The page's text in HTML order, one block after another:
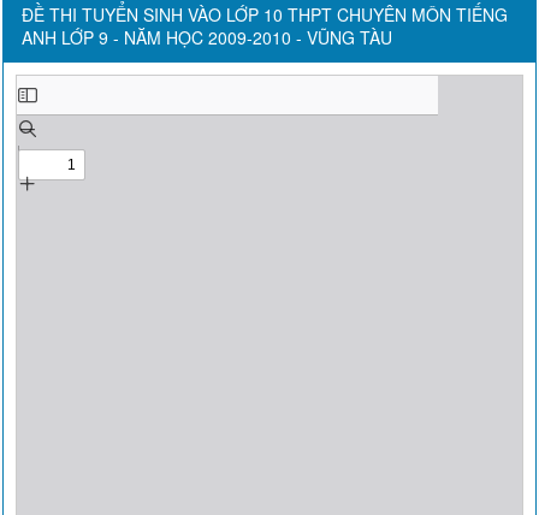
ĐỀ THI TUYỂN SINH VÀO LỚP 10 THPT CHUYÊN MÔN TIẾNG
ANH LỚP 9 - NĂM HỌC 2009-2010 - VŨNG TÀU